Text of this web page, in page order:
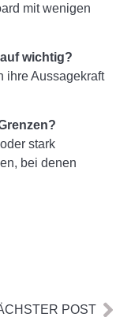
mit wenigen
wichtig?
ihre Aussagekraft
stark
bei denen
POST